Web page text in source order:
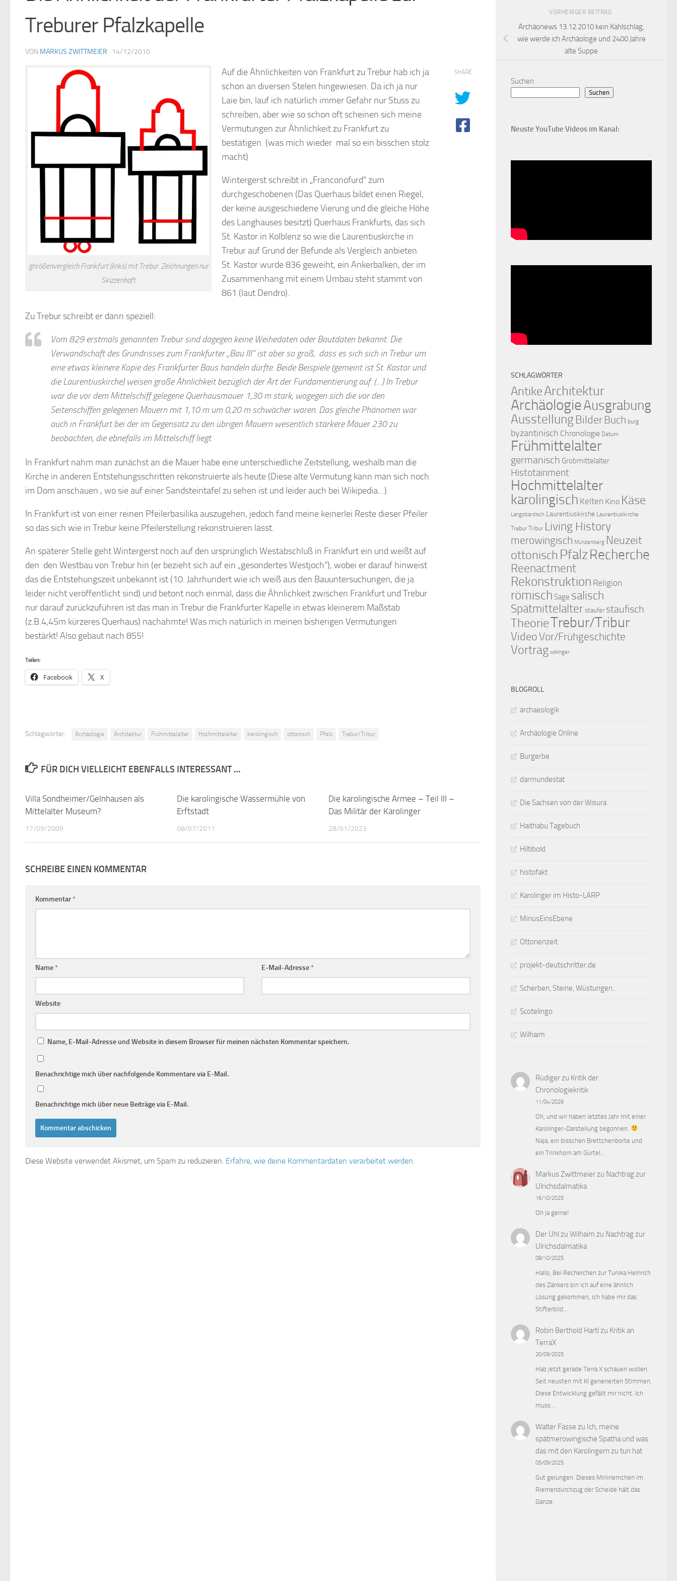
Treburer Pfalzkapelle
VON MARKUS ZWITTMEIER · 14/12/2010
ghrößenvergleich Frankfurt (links) mit Trebur. Zeichnungen nur
Skizzenhaft
Auf die Ähnlichkeiten von Frankfurt zu Trebur hab ich ja
schon an diversen Stelen hingewiesen. Da ich ja nur
Laie bin, lauf ich natürlich immer Gefahr nur Stuss zu
schreiben, aber wie so schon oft scheinen sich meine
Vermutungen zur Ähnlichkeit zu Frankfurt zu
bestätigen. (was mich wieder mal so ein bisschen stolz
macht)
Wintergerst schreibt in „Franconofurd“ zum
durchgeschobenen (Das Querhaus bildet einen Riegel,
der keine ausgeschiedene Vierung und die gleiche Höhe
des Langhauses besitzt) Querhaus Frankfurts, das sich
St. Kastor in Kolblenz so wie die Laurentiuskirche in
Trebur auf Grund der Befunde als Vergleich anbieten.
St. Kastor wurde 836 geweiht, ein Ankerbalken, der im
Zusammenhang mit einem Umbau steht stammt von
861 (laut Dendro).
Zu Trebur schreibt er dann speziell:
Vom 829 erstmals genannten Trebur sind dagegen keine Weihedaten oder Bautdaten bekannt. Die
Verwandschaft des Grundrisses zum Frankfurter „Bau III“ ist aber so groß, dass es sich sich in Trebur um
eine etwas kleinere Kopie des Frankfurter Baus handeln dürfte. Beide Beispiele (gemeint ist St. Kastor und
die Laurentiuskirche) weisen große Ähnlichkeit bezüglich der Art der Fundamentierung auf. (…) In Trebur
war die vor dem Mittelschiff gelegene Querhausmauer 1,30 m stark, wogegen sich die vor den
Seitenschiffen gelegenen Mauern mit 1,10 m um 0,20 m schwächer waren. Das gleiche Phänomen war
auch in Frankfurt bei der im Gegensatz zu den übrigen Mauern wesentlich stärkere Mauer 230 zu
beobachten, die ebnefalls im Mittelschiff liegt.
In Frankfurt nahm man zunächst an die Mauer habe eine unterschiedliche Zeitstellung, weshalb man die
Kirche in anderen Entstehungsschritten rekonstruierte als heute (Diese alte Vermutung kann man sich noch
im Dom anschauen , wo sie auf einer Sandsteintafel zu sehen ist und leider auch bei Wikipedia…)
In Frankfurt ist von einer reinen Pfeilerbasilika auszugehen, jedoch fand meine keinerlei Reste dieser Pfeiler
so das sich wie in Trebur keine Pfeilerstellung rekonstruieren lässt.
An späterer Stelle geht Wintergerst noch auf den ursprünglich Westabschluß in Frankfurt ein und weißt auf
den den Westbau von Trebur hin (er bezieht sich auf ein „gesondertes Westjoch“), wobei er darauf hinweist
das die Entstehungszeit unbekannt ist (10. Jahrhundert wie ich weiß aus den Bauuntersuchungen, die ja
leider nicht veröffentlicht sind) und betont noch einmal, dass die Ähnlichkeit zwischen Frankfurt und Trebur
nur darauf zurückzuführen ist das man in Trebur die Frankfurter Kapelle in etwas kleinerem Maßstab
(z.B.4,45m kürzeres Querhaus) nachahmte! Was mich natürlich in meinen bisherigen Vermutungen
bestärkt! Also gebaut nach 855!
Teilen:
Facebook X
SHARE
Schlagwörter: Archäologie Architektur Frühmittelalter Hochmittelalter karolingisch ottonisch Pfalz Trebur/Tribur
FÜR DICH VIELLEICHT EBENFALLS INTERESSANT …
Villa Sondheimer/Gelnhausen als
Mittelalter Museum?
17/09/2009
Die karolingische Wassermühle von
Erftstadt
08/07/2011
Die karolingische Armee – Teil III –
Das Militär der Karolinger
28/01/2023
SCHREIBE EINEN KOMMENTAR
Kommentar*
Name* E-Mail-Adresse*
Website
Name, E-Mail-Adresse und Website in diesem Browser für meinen nächsten Kommentar speichern.
Benachrichtige mich über nachfolgende Kommentare via E-Mail.
Benachrichtige mich über neue Beiträge via E-Mail.
Diese Website verwendet Akismet, um Spam zu reduzieren. Erfahre, wie deine Kommentardaten verarbeitet werden.
VORHERIGER BEITRAG
Archäonews 13.12.2010 kein Kahlschlag,
wie werde ich Archäologe und 2400 Jahre
alte Suppe
Suchen
Suchen
Neuste YouTube Videos im Kanal:
SCHLAGWÖRTER
AntikeArchitektur
ArchäologieAusgrabung
AusstellungBilder Buch burg
byzantinisch Chronologie Datum
Frühmittelalter
germanisch Grobmittelalter
Histotainment
Hochmittelalter
karolingisch Kelten Kino Käse
Langobardisch Laurentiuskirche Laurentiuskirche
Trebur Tribur Living History
merowingisch Münzenberg Neuzeit
ottonisch PfalzRecherche
Reenactment
Rekonstruktion Religion
römisch Sage salisch
Spätmittelalter staufer staufisch
TheorieTrebur/Tribur
VideoVor/Frühgeschichte
Vortrag wikinger
BLOGROLL
archaeologik
Archäologie Online
Burgerbe
darmundestat
Die Sachsen von der Wisura
Haithabu Tagebuch
Hiltibold
histofakt
Karolinger im Histo-LARP
MinusEinsEbene
Ottonenzeit
projekt-deutschritter.de
Scherben, Steine, Wüstungen…
Scotelingo
Wilhaim
Rüdigerzu Kritik der
Chronologiekritik
11/04/2026
Oh, und wir haben letztes Jahr mit einer
Karolinger-Darstellung begonnen.
Naja, ein bisschen Brettchenborte und
ein Trinkhorn am Gürtel…
Markus Zwittmeierzu Nachtrag zur
Ulrichsdalmatika
16/10/2025
Oh ja gerne!
Der Uhl zu Wilhaim zu Nachtrag zur
Ulrichsdalmatika
08/10/2025
Hallo, Bei Recherchen zur Tunika Heinrich
des Zänkers bin ich auf eine ähnlich
Lösung gekommen, ich habe mir das
Stifterbild…
Robin Berthold Hartl zu Kritik an
TerraX
20/09/2025
Hab jetzt gerade Terra X schauen wollen.
Seit neusten mit KI generierten Stimmen.
Diese Entwicklung gefällt mir nicht. Ich
muss…
Walter Fasse zu Ich, meine
spätmerowingische Spatha und was
das mit den Karolingern zu tun hat
05/09/2025
Gut gelungen. Dieses Miniriemchen im
Riemendurchzug der Scheide hält das
Ganze.